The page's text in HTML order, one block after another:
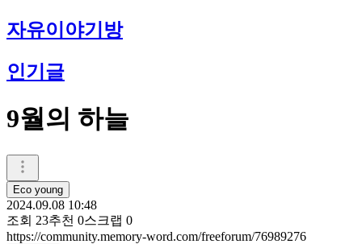
자유이야기방
인기글
9월의 하늘
Eco young
2024.09.08 10:48
조회 23추천 0스크랩 0
https://community.memory-word.com/freeforum/76989276